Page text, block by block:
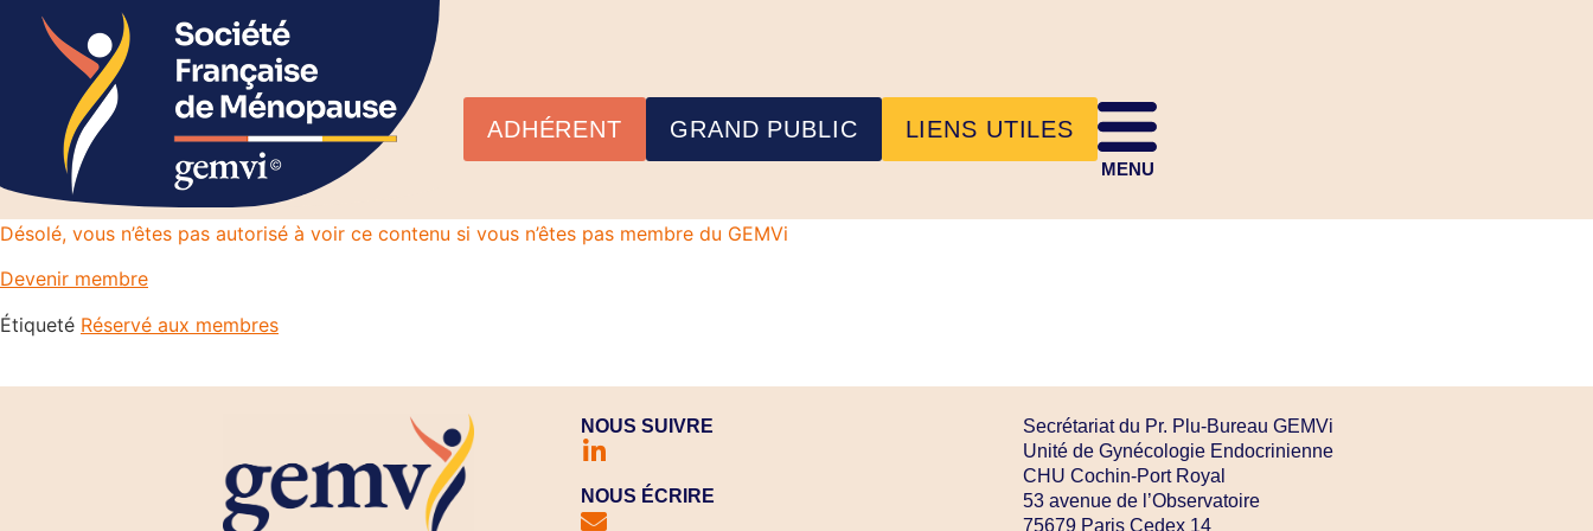
ADHÉRENT GRAND PUBLIC LIENS UTILES
MENU
Désolé, vous n’êtes pas autorisé à voir ce contenu si vous n’êtes pas membre du GEMVi
Devenir membre
Étiqueté Réservé aux membres
NOUS SUIVRE
NOUS ÉCRIRE
Secrétariat du Pr. Plu-Bureau GEMVi
Unité de Gynécologie Endocrinienne
CHU Cochin-Port Royal
53 avenue de l’Observatoire
75679 Paris Cedex 14